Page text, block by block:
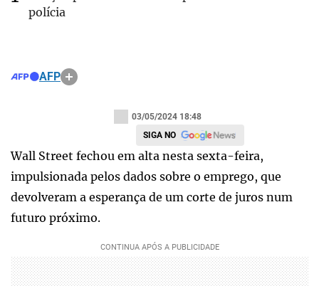
polícia
AFP
03/05/2024 18:48
SIGA NO
Wall Street fechou em alta nesta sexta-feira,
impulsionada pelos dados sobre o emprego, que
devolveram a esperança de um corte de juros num
futuro próximo.